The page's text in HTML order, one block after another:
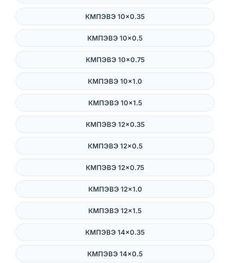
КМПЭВЭ 10×0.35
КМПЭВЭ 10×0.5
КМПЭВЭ 10×0.75
КМПЭВЭ 10×1.0
КМПЭВЭ 10×1.5
КМПЭВЭ 12×0.35
КМПЭВЭ 12×0.5
КМПЭВЭ 12×0.75
КМПЭВЭ 12×1.0
КМПЭВЭ 12×1.5
КМПЭВЭ 14×0.35
КМПЭВЭ 14×0.5